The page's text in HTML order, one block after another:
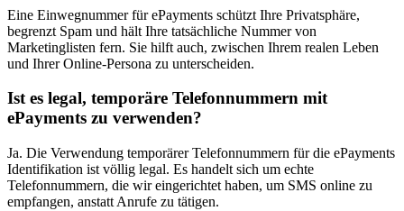
Eine Einwegnummer für ePayments schützt Ihre Privatsphäre,
begrenzt Spam und hält Ihre tatsächliche Nummer von
Marketinglisten fern. Sie hilft auch, zwischen Ihrem realen Leben
und Ihrer Online-Persona zu unterscheiden.
Ist es legal, temporäre Telefonnummern mit
ePayments zu verwenden?
Ja. Die Verwendung temporärer Telefonnummern für die ePayments
Identifikation ist völlig legal. Es handelt sich um echte
Telefonnummern, die wir eingerichtet haben, um SMS online zu
empfangen, anstatt Anrufe zu tätigen.